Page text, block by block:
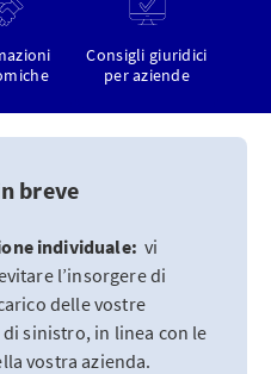
Consigli giuridici
per aziende
breve
individuale: vi
l’insorgere di
delle vostre
sinistro, in linea con le
vostra azienda.